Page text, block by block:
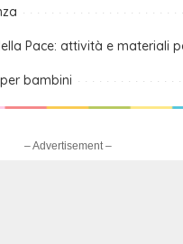
Pace: attività e materiali
bambini
– Advertisement –